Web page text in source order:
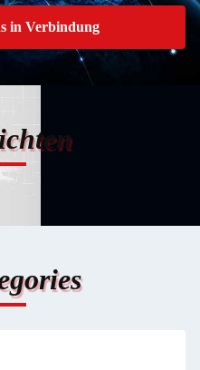
in Verbindung